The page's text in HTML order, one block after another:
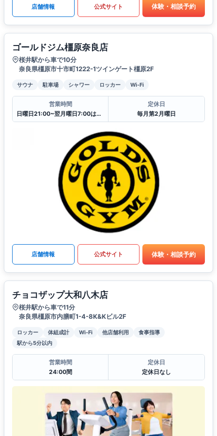
店舗情報 公式サイト 体験・相談予約
ゴールドジム橿原奈良店
桜井駅から車で10分
奈良県橿原市十市町1222-1ツインゲート橿原2F
サウナ 駐車場 シャワー ロッカー Wi-Fi
営業時間
日曜日21:00~翌月曜日7:00はクローズ
定休日
毎月第2月曜日
店舗情報 公式サイト 体験・相談予約
チョコザップ大和八木店
桜井駅から車で11分
奈良県橿原市内膳町1-4-8K&Kビル2F
ロッカー 体組成計 Wi-Fi 他店舗利用
食事指導
駅から5分以内
営業時間
24:00間
定休日
定休日なし